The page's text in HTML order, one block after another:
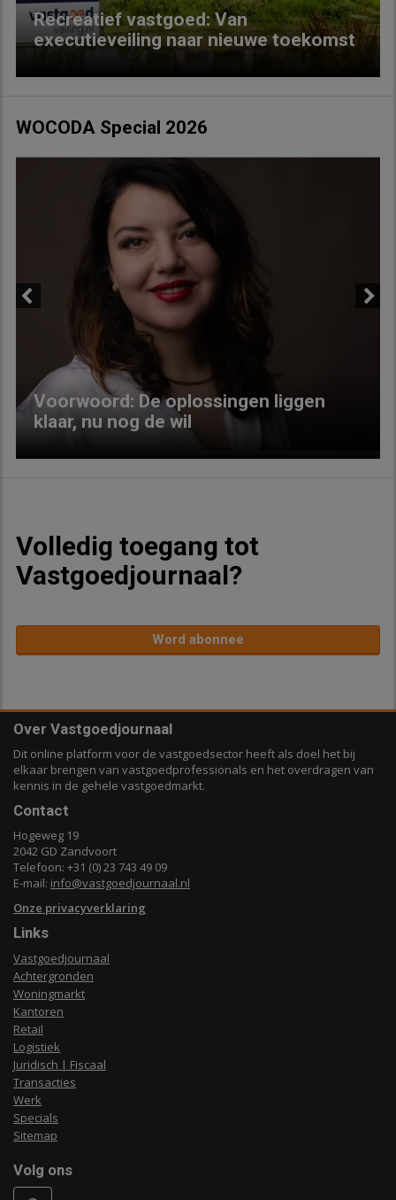
Recreatief vastgoed: Van
executieveiling naar nieuwe toekomst
WOCODA Special 2026
Voorwoord: De oplossingen liggen
klaar, nu nog de wil
Volledig toegang tot
Vastgoedjournaal?
Word abonnee
Over Vastgoedjournaal
Dit online platform voor de vastgoedsector heeft als doel het bij
elkaar brengen van vastgoedprofessionals en het overdragen van
kennis in de gehele vastgoedmarkt.
Contact
Hogeweg 19
2042 GD Zandvoort
Telefoon: +31 (0) 23 743 49 09
E-mail: info@vastgoedjournaal.nl
Onze privacyverklaring
Links
Vastgoedjournaal
Achtergronden
Woningmarkt
Kantoren
Retail
Logistiek
Juridisch | Fiscaal
Transacties
Werk
Specials
Sitemap
Volg ons